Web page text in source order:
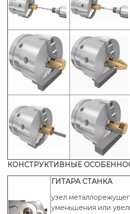
КОНСТРУКТИВНЫЕ
ГИТАРА СТАНКА
узел
уменьшения или